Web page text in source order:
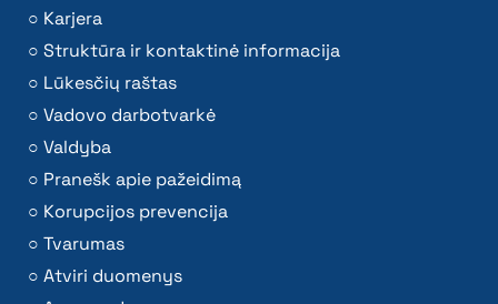
Karjera
Struktūra ir kontaktinė informacija
Lūkesčių raštas
Vadovo darbotvarkė
Valdyba
Pranešk apie pažeidimą
Korupcijos prevencija
Tvarumas
Atviri duomenys